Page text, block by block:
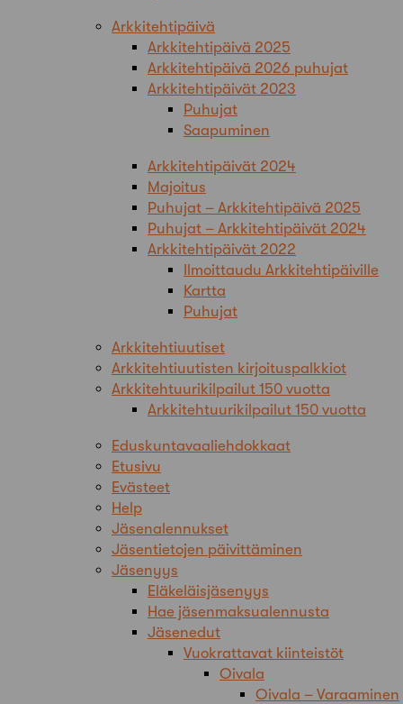
Arkkitehtipäivä
Arkkitehtipäivä 2025
Arkkitehtipäivä 2026 puhujat
Arkkitehtipäivät 2023
Puhujat
Saapuminen
Arkkitehtipäivät 2024
Majoitus
Puhujat – Arkkitehtipäivä 2025
Puhujat – Arkkitehtipäivät 2024
Arkkitehtipäivät 2022
Ilmoittaudu Arkkitehtipäiville
Kartta
Puhujat
Arkkitehtiuutiset
Arkkitehtiuutisten kirjoituspalkkiot
Arkkitehtuurikilpailut 150 vuotta
Arkkitehtuurikilpailut 150 vuotta
Eduskuntavaaliehdokkaat
Etusivu
Evästeet
Help
Jäsenalennukset
Jäsentietojen päivittäminen
Jäsenyys
Eläkeläisjäsenyys
Hae jäsenmaksualennusta
Jäsenedut
Vuokrattavat kiinteistöt
Oivala
Oivala – Varaaminen